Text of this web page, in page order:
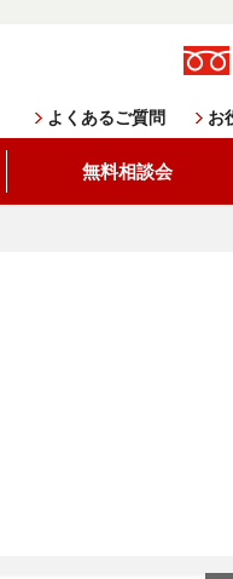
よくあるご質問 お
無料相談会